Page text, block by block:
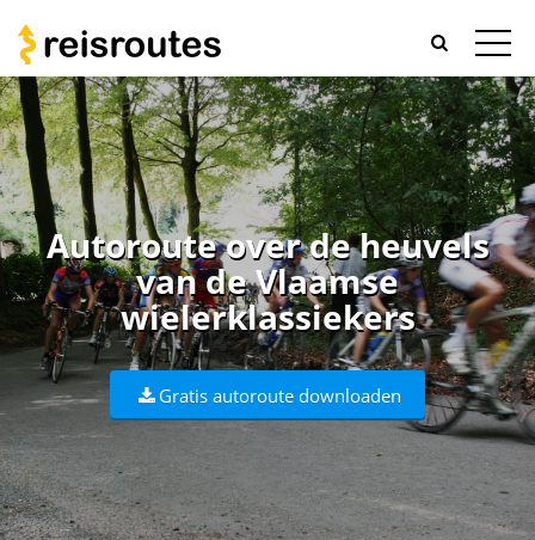
Autoroute over de heuvels
van de Vlaamse
wielerklassiekers
Gratis autoroute downloaden